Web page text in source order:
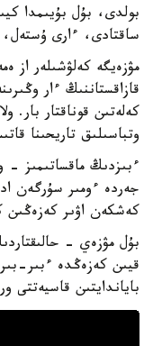
بولدى، بۇل بۇيىمدا
ساقتادى، ءارى
مۋزەيگە كەلۋشىلەر از
قازاقستاننىڭ ءار
كەلەتىن قوناقتار بار.
وتباسىلىق تاريحىنا
ءبىزدىڭ ماقساتىمىز
جەردە ءومىر سۇرگەن
كەشكەن اۋىر كەزەڭىن
بۇل مۋزەي -
قيىن كەزەڭدە ءبىر-
باياندايتىن قاسيەتتى